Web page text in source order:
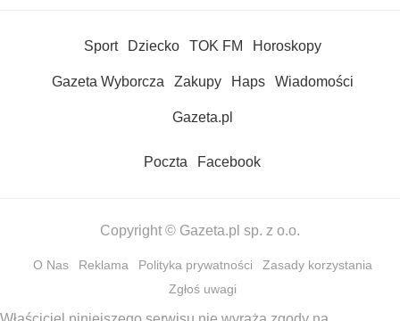
Sport Dziecko TOK FM Horoskopy
Gazeta Wyborcza Zakupy Haps Wiadomości
Gazeta.pl
Poczta Facebook
Copyright © Gazeta.pl sp. z o.o.
O Nas Reklama Polityka prywatności
Zasady korzystania
Zgłoś uwagi